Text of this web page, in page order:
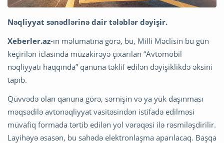
Nəqliyyat sənədlərinə dair tələblər dəyişir.
Xeberler.az-ın məlumatına görə, bu, Milli Məclisin bu gün
keçirilən iclasında müzakirəyə çıxarılan “Avtomobil
nəqliyyatı haqqında” qanuna təklif edilən dəyişiklikdə əksini
tapıb.
Qüvvədə olan qanuna görə, sərnişin və ya yük daşınması
məqsədilə avtonəqliyyat vasitəsindən istifadə edilməsi
müvafiq formada tərtib edilən yol vərəqəsi ilə rəsmiləşdirilir.
Layihəyə əsasən, bu sahədə elektronlaşma aparılacaq. Başqa